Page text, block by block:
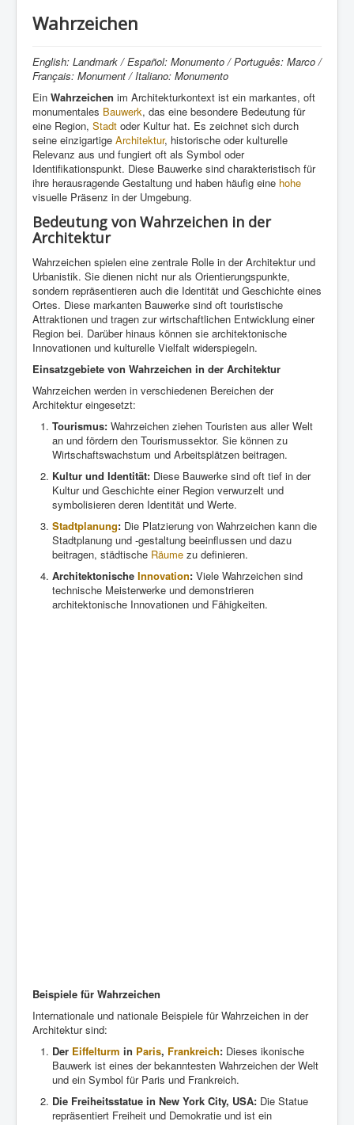
Wahrzeichen
English: Landmark / Español: Monumento / Português: Marco /
Français: Monument / Italiano: Monumento
Ein Wahrzeichen im Architekturkontext ist ein markantes, oft
monumentales Bauwerk, das eine besondere Bedeutung für
eine Region, Stadt oder Kultur hat. Es zeichnet sich durch
seine einzigartige Architektur, historische oder kulturelle
Relevanz aus und fungiert oft als Symbol oder
Identifikationspunkt. Diese Bauwerke sind charakteristisch für
ihre herausragende Gestaltung und haben häufig eine hohe
visuelle Präsenz in der Umgebung.
Bedeutung von Wahrzeichen in der
Architektur
Wahrzeichen spielen eine zentrale Rolle in der Architektur und
Urbanistik. Sie dienen nicht nur als Orientierungspunkte,
sondern repräsentieren auch die Identität und Geschichte eines
Ortes. Diese markanten Bauwerke sind oft touristische
Attraktionen und tragen zur wirtschaftlichen Entwicklung einer
Region bei. Darüber hinaus können sie architektonische
Innovationen und kulturelle Vielfalt widerspiegeln.
Einsatzgebiete von Wahrzeichen in der Architektur
Wahrzeichen werden in verschiedenen Bereichen der
Architektur eingesetzt:
Tourismus: Wahrzeichen ziehen Touristen aus aller Welt
an und fördern den Tourismussektor. Sie können zu
Wirtschaftswachstum und Arbeitsplätzen beitragen.
Kultur und Identität: Diese Bauwerke sind oft tief in der
Kultur und Geschichte einer Region verwurzelt und
symbolisieren deren Identität und Werte.
Stadtplanung: Die Platzierung von Wahrzeichen kann die
Stadtplanung und -gestaltung beeinflussen und dazu
beitragen, städtische Räume zu definieren.
Architektonische Innovation: Viele Wahrzeichen sind
technische Meisterwerke und demonstrieren
architektonische Innovationen und Fähigkeiten.
Beispiele für Wahrzeichen
Internationale und nationale Beispiele für Wahrzeichen in der
Architektur sind:
Der Eiffelturm in Paris, Frankreich: Dieses ikonische
Bauwerk ist eines der bekanntesten Wahrzeichen der Welt
und ein Symbol für Paris und Frankreich.
Die Freiheitsstatue in New York City, USA: Die Statue
repräsentiert Freiheit und Demokratie und ist ein